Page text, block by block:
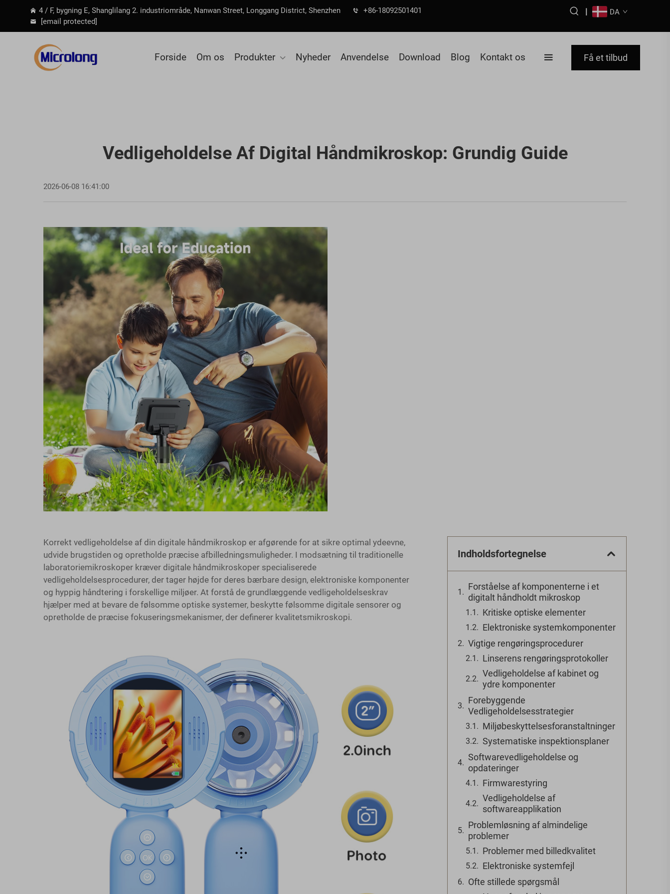
4 / F, bygning E, Shanglilang 2. industriområde, Nanwan Street, Longgang District, Shenzhen
+86-18092501401
[email protected]
| DA
Forside Om os Produkter Nyheder Anvendelse Download Blog Kontakt os Få et tilbud
Vedligeholdelse Af Digital Håndmikroskop: Grundig Guide
2026-06-08 16:41:00
Korrekt vedligeholdelse af din digitale håndmikroskop er afgørende for at sikre optimal ydeevne,
udvide brugstiden og opretholde præcise afbilledningsmuligheder. I modsætning til traditionelle
laboratoriemikroskoper kræver digitale håndmikroskoper specialiserede
vedligeholdelsesprocedurer, der tager højde for deres bærbare design, elektroniske komponenter
og hyppig håndtering i forskellige miljøer. At forstå de grundlæggende vedligeholdelseskrav
hjælper med at bevare de følsomme optiske systemer, beskytte følsomme digitale sensorer og
opretholde de præcise fokuseringsmekanismer, der definerer kvalitetsmikroskopi.
Indholdsfortegnelse
Forståelse af komponenterne i et
digitalt håndholdt mikroskop
Kritiske optiske elementer
Elektroniske systemkomponenter
Vigtige rengøringsprocedurer
Linserens rengøringsprotokoller
Vedligeholdelse af kabinet og
ydre komponenter
Forebyggende
Vedligeholdelsesstrategier
Miljøbeskyttelsesforanstaltninger
Systematiske inspektionsplaner
Softwarevedligeholdelse og
opdateringer
Firmwarestyring
Vedligeholdelse af
softwareapplikation
Problemløsning af almindelige
problemer
Problemer med billedkvalitet
Elektroniske systemfejl
Ofte stillede spørgsmål